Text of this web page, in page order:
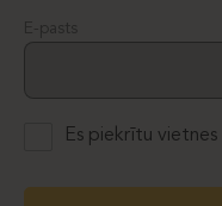
E-pasts
Es piekrītu vietnes